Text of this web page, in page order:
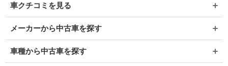
車クチコミを見る
メーカーから中古車を探す
車種から中古車を探す